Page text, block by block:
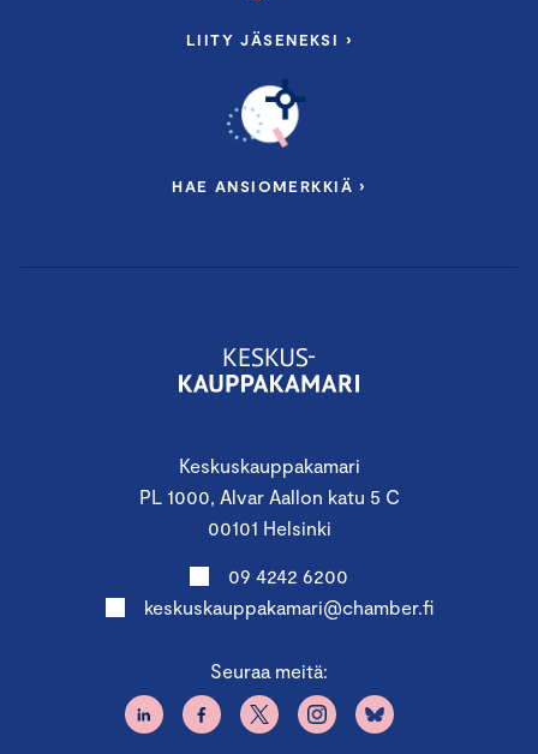
Keskuskauppakamari
PL 1000, Alvar Aallon katu 5 C
00101 Helsinki
09 4242 6200
keskuskauppakamari@chamber.fi
Seuraa meitä:
LIITY JÄSENEKSI ›
HAE ANSIOMERKKIÄ ›